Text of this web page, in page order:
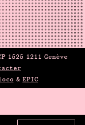
1211 Genève
& EPIC